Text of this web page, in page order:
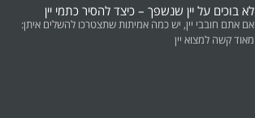
לא בוכים על יין שנשפך – כיצד להסיר כתמי יין
אם אתם חובבי יין, יש כמה אמיתות שתצטרכו להשלים איתן:
מאוד קשה למצוא יין